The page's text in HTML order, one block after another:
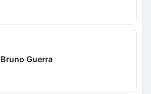
Bruno Guerra